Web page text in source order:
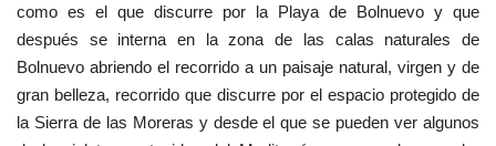
como es el que discurre por la Playa de Bolnuevo y que
después se interna en la zona de las calas naturales de
Bolnuevo abriendo el recorrido a un paisaje natural, virgen y de
gran belleza, recorrido que discurre por el espacio protegido de
la Sierra de las Moreras y desde el que se pueden ver algunos